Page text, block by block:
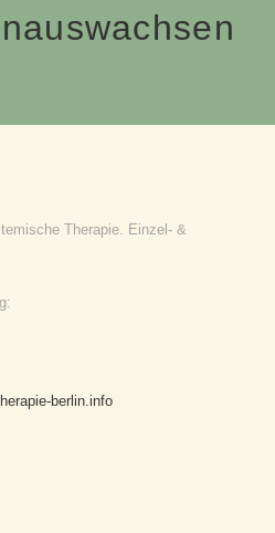
Therapie. Einzel- &
berlin.info